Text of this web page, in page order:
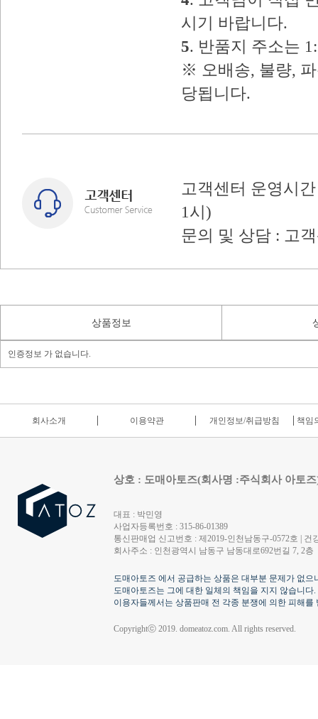
시기 바랍니다.
5. 반품지 주소는
※ 오배송, 불량,
당됩니다.
고객센터 운영시
1시)
문의 및 상담 : 고
상품정보
인증정보 가 없습니다.
회사소개 이용약관 개인정보/취급방침 책임
상호 : 도매아토즈(회사명 :주식회사 아토
대표 : 박민영
사업자등록번호 : 315-86-01389
통신판매업 신고번호 : 제2019-인천남동구-0572호 | 건
회사주소 : 인천광역시 남동구 남동대로692번길 7, 2층
도매아토즈 에서 공급하는 상품은 대부분 문제가 없
도매아토즈는 그에 대한 일체의 책임을 지지 않습니다.
이용자들께서는 상품판매 전 각종 분쟁에 의한 피해
Copyrightⓒ 2019. domeatoz.com. All rights reserved.